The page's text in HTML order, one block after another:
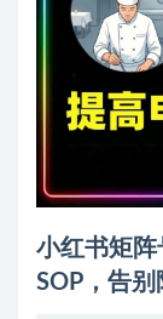
小红书矩
SOP，告